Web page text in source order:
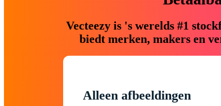
Vecteezy is 's werelds #1
biedt merken, makers en
Alleen afbeeldingen